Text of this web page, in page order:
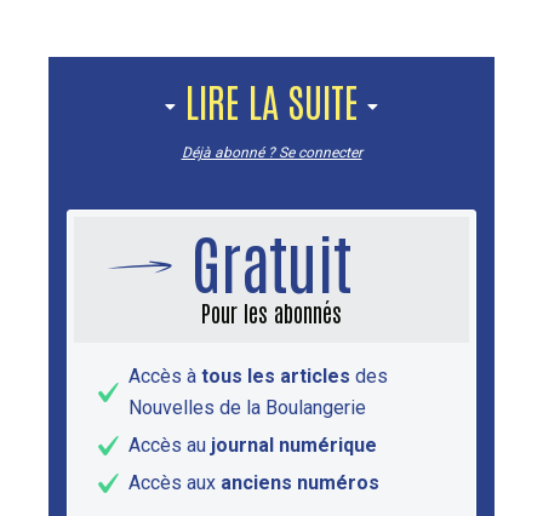
LIRE LA SUITE
Déjà abonné ? Se connecter
Gratuit
Pour les abonnés
Accès à tous les articles des
Nouvelles de la Boulangerie
Accès au journal numérique
Accès aux anciens numéros